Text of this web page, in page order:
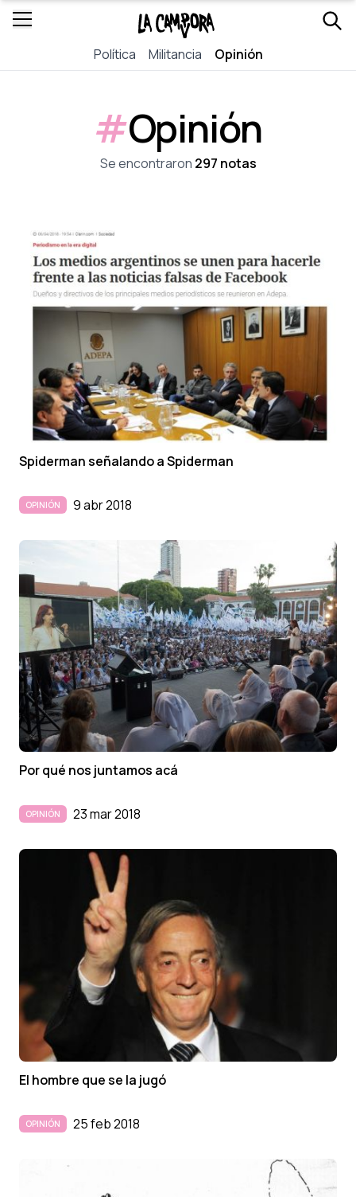
Política Militancia Opinión
#Opinión
Se encontraron 297 notas
Spiderman señalando a Spiderman
OPINIÓN 9 abr 2018
Por qué nos juntamos acá
OPINIÓN 23 mar 2018
El hombre que se la jugó
OPINIÓN 25 feb 2018